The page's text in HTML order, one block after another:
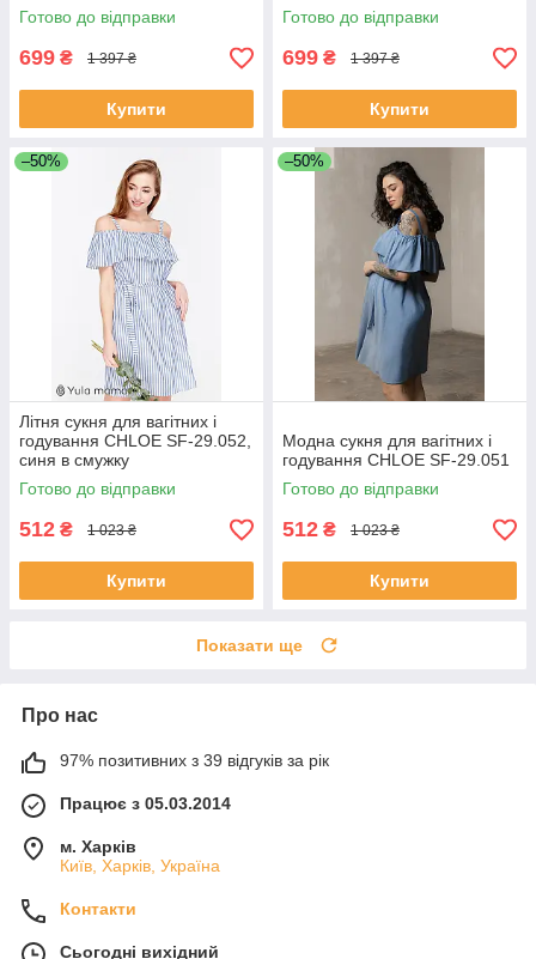
Готово до відправки
699 ₴ 1 397 ₴
Купити
Готово до відправки
699 ₴ 1 397 ₴
Купити
–50%
Літня сукня для вагітних і
годування CHLOE SF-29.052,
синя в смужку
Готово до відправки
512 ₴ 1 023 ₴
Купити
–50%
Модна сукня для вагітних і
годування CHLOE SF-29.051
Готово до відправки
512 ₴ 1 023 ₴
Купити
Показати ще
Про нас
97% позитивних з 39 відгуків за рік
Працює з 05.03.2014
м. Харків
Київ, Харків, Україна
Контакти
Сьогодні вихідний